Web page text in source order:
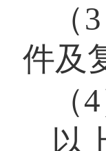
件及
以